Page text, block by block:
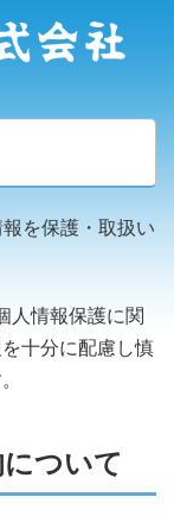
を保護・取扱い
人情報保護に関
十分に配慮し慎
ついて